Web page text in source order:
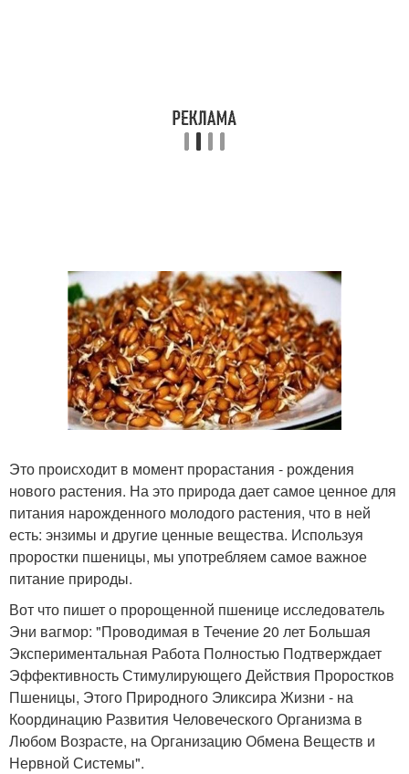
Это происходит в момент прорастания - рождения
нового растения. На это природа дает самое ценное для
питания нарожденного молодого растения, что в ней
есть: энзимы и другие ценные вещества. Используя
проростки пшеницы, мы употребляем самое важное
питание природы.
Вот что пишет о пророщенной пшенице исследователь
Эни вагмор: "Проводимая в Течение 20 лет Большая
Экспериментальная Работа Полностью Подтверждает
Эффективность Стимулирующего Действия Проростков
Пшеницы, Этого Природного Эликсира Жизни - на
Координацию Развития Человеческого Организма в
Любом Возрасте, на Организацию Обмена Веществ и
Нервной Системы".